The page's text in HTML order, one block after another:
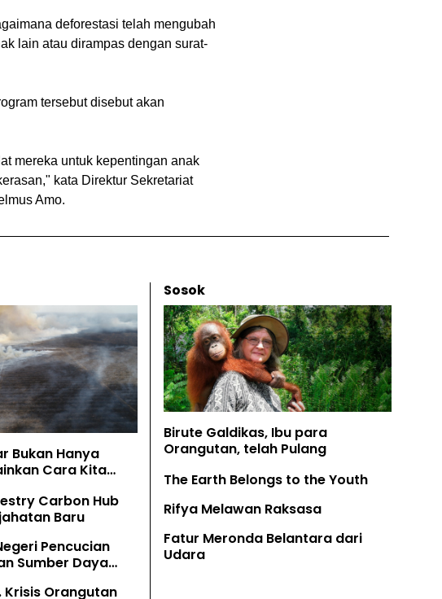
deforestasi telah mengubah
lain atau dirampas dengan surat-
tersebut disebut akan
mereka untuk kepentingan anak
kata Direktur Sekretariat
Amo.
Bukan Hanya
Cara Kita
Carbon Hub
Baru
Pencucian
Sumber Daya
Krisis Orangutan
Sosok
Birute Galdikas, Ibu para
Orangutan, telah Pulang
The Earth Belongs to the Youth
Rifya Melawan Raksasa
Fatur Meronda Belantara dari
Udara